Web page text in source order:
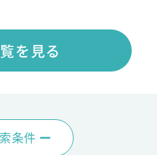
を見る
条件